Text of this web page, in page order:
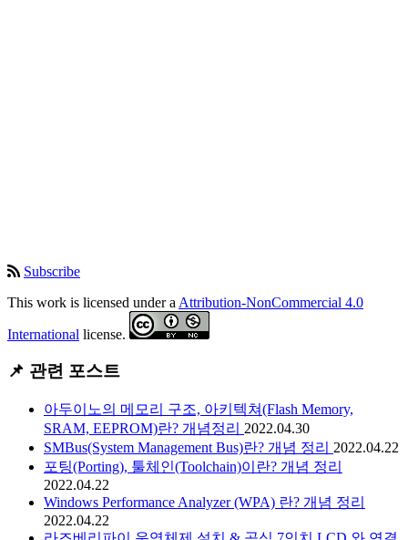
Subscribe
This work is licensed under a Attribution-NonCommercial 4.0
International license.
📌 관련 포스트
아두이노의 메모리 구조, 아키텍쳐(Flash Memory,
SRAM, EEPROM)란? 개념정리 2022.04.30
SMBus(System Management Bus)란? 개념 정리 2022.04.22
포팅(Porting), 툴체인(Toolchain)이란? 개념 정리
2022.04.22
Windows Performance Analyzer (WPA) 란? 개념 정리
2022.04.22